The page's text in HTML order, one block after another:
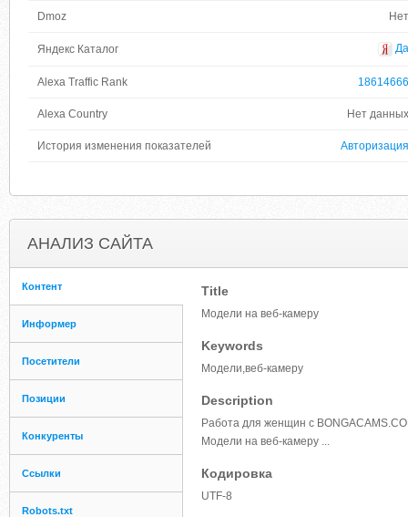
Dmoz Нет
Яндекс Каталог Да
Alexa Traffic Rank 18614666
Alexa Country Нет данных
История изменения показателей Авторизация
АНАЛИЗ САЙТА
Контент
Информер
Посетители
Позиции
Конкуренты
Ссылки
Robots.txt
Title
Модели на веб-камеру
Keywords
Модели,веб-камеру
Description
Работа для женщин с
Модели на веб-камеру ...
Кодировка
UTF-8